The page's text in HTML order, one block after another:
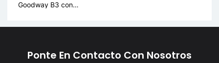
Goodway B3 con
BLE 5.3
Ponte En Contacto Con Nosotros